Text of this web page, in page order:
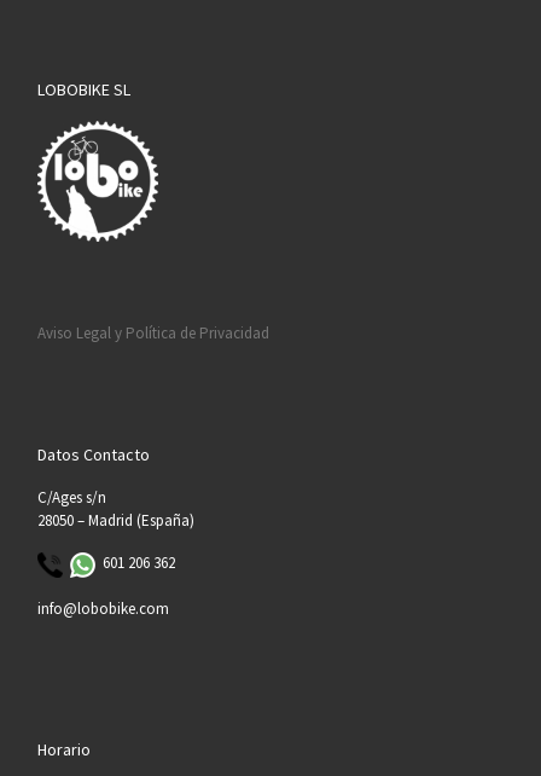
LOBOBIKE SL
Aviso Legal y Política de Privacidad
Datos Contacto
C/Ages s/n
28050 – Madrid (España)
601 206 362
info@lobobike.com
Horario